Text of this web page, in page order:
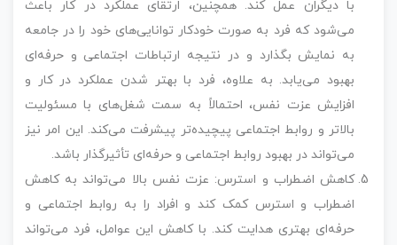
با دیگران عمل کند. همچنین، ارتقای عملکرد در کار باعث
می‌شود که فرد به صورت خودکار توانایی‌های خود را در جامعه
به نمایش بگذارد و در نتیجه ارتباطات اجتماعی و حرفه‌ای
بهبود می‌یابد. به علاوه، فرد با بهتر شدن عملکرد در کار و
افزایش عزت نفس، احتمالاً به سمت شغل‌های با مسئولیت
بالاتر و روابط اجتماعی پیچیده‌تر پیشرفت می‌کند. این امر نیز
می‌تواند در بهبود روابط اجتماعی و حرفه‌ای تأثیرگذار باشد.
کاهش اضطراب و استرس: عزت نفس بالا می‌تواند به کاهش
اضطراب و استرس کمک کند و افراد را به روابط اجتماعی و
حرفه‌ای بهتری هدایت کند. با کاهش این عوامل، فرد می‌تواند